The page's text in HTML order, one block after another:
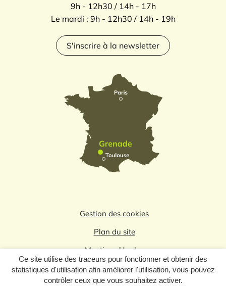
Ce site utilise des traceurs pour fonctionner et obtenir des
statistiques d'utilisation afin améliorer l'utilisation, vous pouvez
contrôler ceux que vous souhaitez activer.
9h - 12h30 / 14h - 17h
Le mardi : 9h - 12h30 / 14h - 19h
S'inscrire à la newsletter
Gestion des cookies
Plan du site
Mentions légales
Politique de confidentialité